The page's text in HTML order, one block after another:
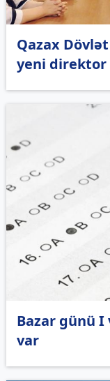
Qazax
yeni
Bazar günü I
var